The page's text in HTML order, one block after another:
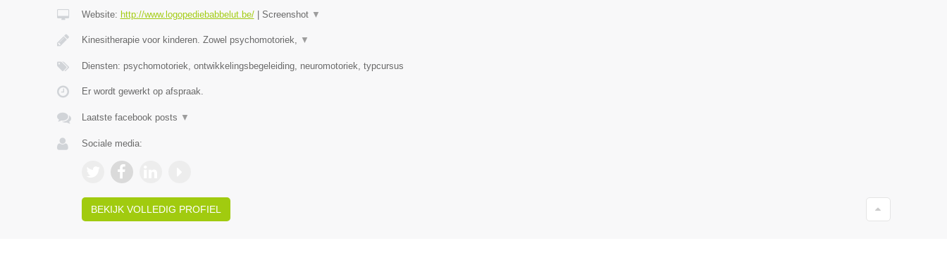
Website: http://www.logopediebabbelut.be/| Screenshot ▼
Kinesitherapie voor kinderen. Zowel psychomotoriek, ▼
Diensten: psychomotoriek, ontwikkelingsbegeleiding, neuromotoriek, typcursus
Er wordt gewerkt op afspraak.
Laatste facebook posts ▼
Sociale media:
BEKIJK VOLLEDIG PROFIEL